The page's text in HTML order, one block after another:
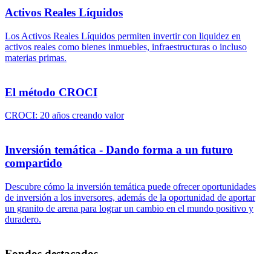
Activos Reales Líquidos
Los Activos Reales Líquidos permiten invertir con liquidez en
activos reales como bienes inmuebles, infraestructuras o incluso
materias primas.
El método CROCI
CROCI: 20 años creando valor
Inversión temática - Dando forma a un futuro
compartido
Descubre cómo la inversión temática puede ofrecer oportunidades
de inversión a los inversores, además de la oportunidad de aportar
un granito de arena para lograr un cambio en el mundo positivo y
duradero.